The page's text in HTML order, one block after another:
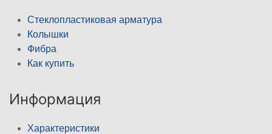
Стеклопластиковая арматура
Колышки
Фибра
Как купить
Информация
Характеристики